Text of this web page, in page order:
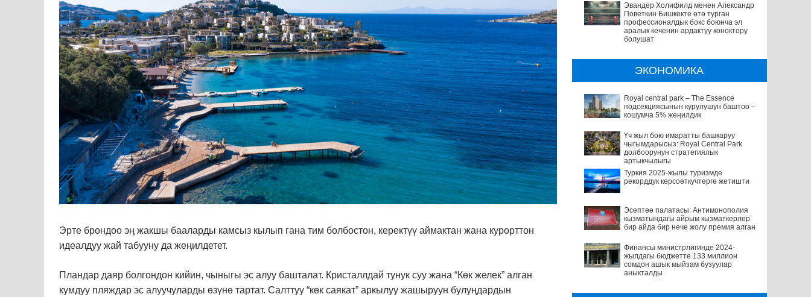
Эрте брондоо эң жакшы бааларды камсыз кылып гана тим болбостон, керектүү аймактан жана курорттон
идеалдуу жай табууну да жеңилдетет.
Пландар даяр болгондон кийин, чыныгы эс алуу башталат. Кристаллдай тунук суу жана “Көк желек” алган
кумдуу пляждар эс алуучуларды өзүнө тартат. Салттуу “көк саякат” аркылуу жашыруун булуңдардын
Эвандер Холифилд менен Александр
Поветкин Бишкекте өтө турган
профессионалдык бокс боюнча эл
аралык кеченин ардактуу коноктору
болушат
ЭКОНОМИКА
Royal central park – The Essence
подсекциясынын курулушун баштоо –
кошумча 5% жеңилдик
Үч жыл бою имаратты башкаруу
чыгымдарысыз: Royal Central Park
долбоорунун стратегиялык
артыкчылыгы
Туркия 2025-жылы туризмде
рекорддук көрсоөткучтөргө жетишти
Эсептөө палатасы: Антимонополия
кызматындагы айрым кызматкерлер
бир айда бир нече жолу премия алган
Финансы министрлигинде 2024-
жылдагы бюджетте 133 миллион
сомдон ашык мыйзам бузуулар
аныкталды